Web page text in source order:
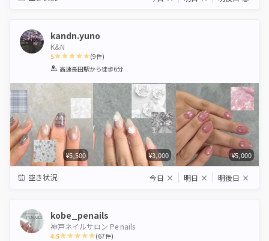
kandn.yuno
K&N
5
1 2 3 4 5
(9件)
高速長田駅から徒歩6分
¥5,500 ¥3,000 ¥5,000
空き状況 今日 × 明日 × 明後日 ×
kobe_penails
神戸ネイルサロン Pe nails
4.5 (67件)